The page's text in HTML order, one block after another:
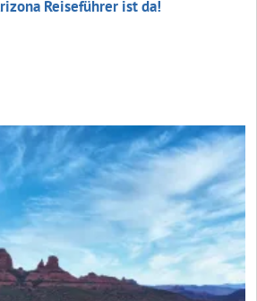
Reiseführer ist da!